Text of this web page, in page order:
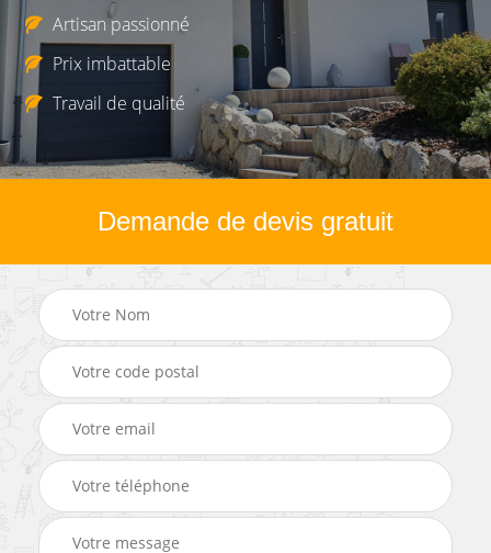
Artisan passionné
Prix imbattable
Travail de qualité
Demande de devis gratuit